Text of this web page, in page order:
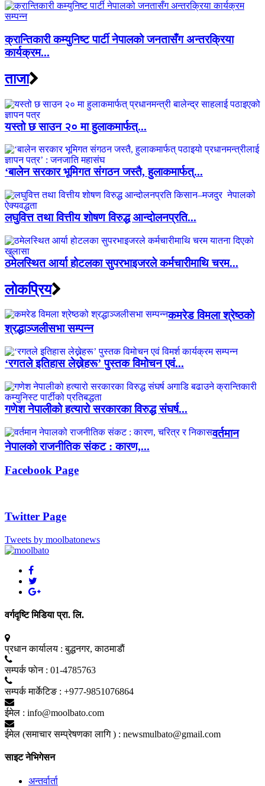
क्रान्तिकारी कम्युनिष्ट पार्टी नेपालको जनतासँग अन्तरक्रिया
कार्यक्रम...
ताजा
यस्तो छ साउन २० मा हुलाकमार्फत्...
‘बालेन सरकार भूमिगत संगठन जस्तै, हुलाकमार्फत्...
लघुवित्त तथा वित्तीय शोषण विरुद्ध आन्दोलनप्रति...
ठमेलस्थित आर्या होटलका सुपरभाइजरले कर्मचारीमाथि चरम...
लाेकप्रिय
कमरेड विमला श्रेष्ठको
श्रद्धाञ्जलीसभा सम्पन्न
‘रगतले इतिहास लेख्नेहरू’ पुस्तक विमोचन एवं...
गणेश नेपालीको हत्यारो सरकारका विरुद्ध संघर्ष...
वर्तमान
नेपालको राजनीतिक संकट : कारण,...
Facebook Page
Twitter Page
Tweets by moolbatonews
वर्गदृष्टि मिडिया प्रा. लि.
प्रधान कार्यालय : बुद्धनगर, काठमाडाैं
सम्पर्क फाेन : 01-4785763
सम्पर्क मार्केटिङ : +977-9851076864
ईमेल : info@moolbato.com
ईमेल (समाचार सम्प्रेषणका लागि ) : newsmulbato@gmail.com
साइट नेभिगेसन
अन्तर्वार्ता